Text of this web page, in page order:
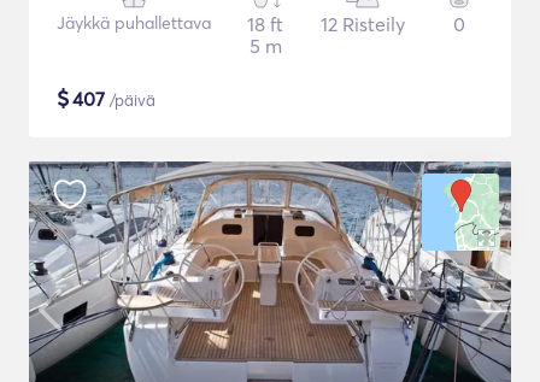
Jäykkä puhallettava
18 ft
5 m
12 Risteily 0
$407 /päivä